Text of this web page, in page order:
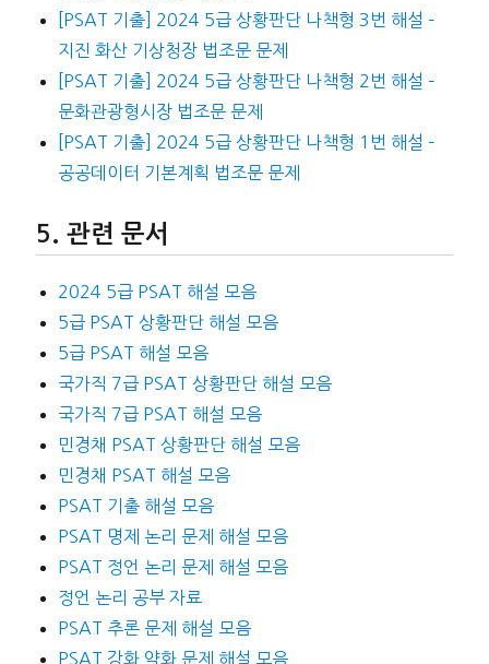
[PSAT 기출] 2024 5급 상황판단 나책형 3번 해설 –
지진 화산 기상청장 법조문 문제
[PSAT 기출] 2024 5급 상황판단 나책형 2번 해설 –
문화관광형시장 법조문 문제
[PSAT 기출] 2024 5급 상황판단 나책형 1번 해설 –
공공데이터 기본계획 법조문 문제
관련 문서
2024 5급 PSAT 해설 모음
5급 PSAT 상황판단 해설 모음
5급 PSAT 해설 모음
국가직 7급 PSAT 상황판단 해설 모음
국가직 7급 PSAT 해설 모음
민경채 PSAT 상황판단 해설 모음
민경채 PSAT 해설 모음
PSAT 기출 해설 모음
PSAT 명제 논리 문제 해설 모음
PSAT 정언 논리 문제 해설 모음
정언 논리 공부 자료
PSAT 추론 문제 해설 모음
PSAT 강화 약화 문제 해설 모음